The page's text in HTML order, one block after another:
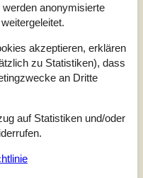
anonymisierte
akzeptieren, erklären
zu Statistiken), dass
an Dritte
auf Statistiken und/oder